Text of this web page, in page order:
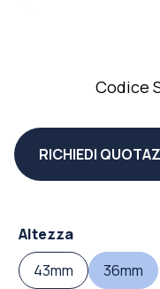
Codice
RICHIEDI
Altezza
43mm
36mm